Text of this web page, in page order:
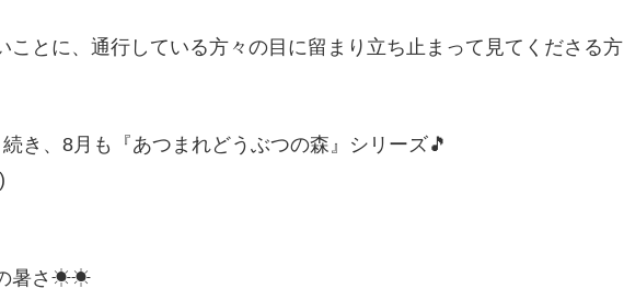
ことに、通行している方々の目に留まり立ち止まって見てくださる方
き、8月も『あつまれどうぶつの森』シリーズ🎵
の暑さ☀☀